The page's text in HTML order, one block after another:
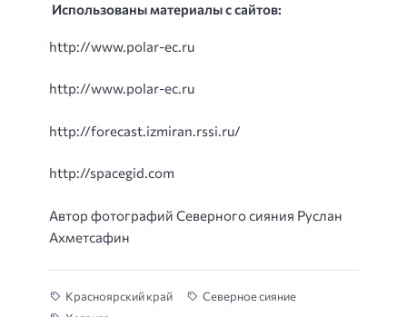
Использованы материалы с сайтов:
http://www.polar-ec.ru
http://www.polar-ec.ru
http://forecast.izmiran.rssi.ru/
http://spacegid.com
Автор фотографий Северного сияния Руслан
Ахметсафин
Красноярский край
Северное сияние